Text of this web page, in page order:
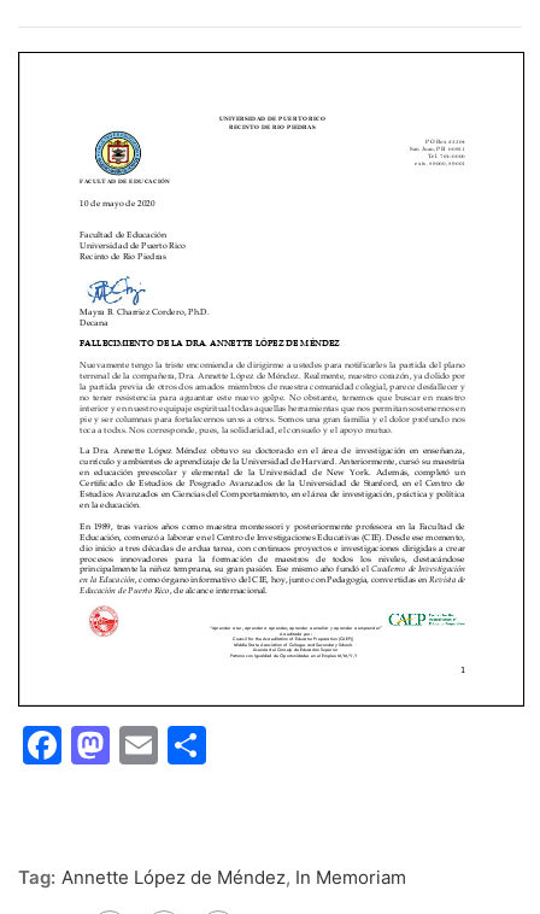
Facebook
Mastodon
Email
Tag: Annette López de Méndez, In Memoriam